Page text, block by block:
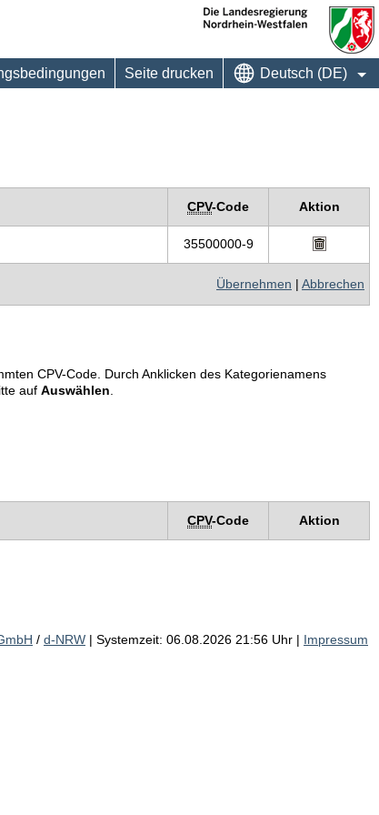
Seite drucken Deutsch (DE)
CPV-Code Aktion
35500000-9
Übernehmen | Abbrechen
CPV-Code. Durch Anklicken des Kategorienamens
auf Auswählen
CPV-Code Aktion
/ d-NRW | Systemzeit: 06.08.2026 21:56 Uhr | Impressum